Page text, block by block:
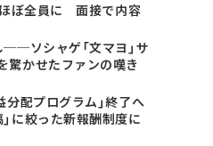
ほぼ全員に 面接で内容
──ソシャゲ「文マヨ」サ
驚かせたファンの嘆き
分配プログラム」終了へ
に絞った新報酬制度に